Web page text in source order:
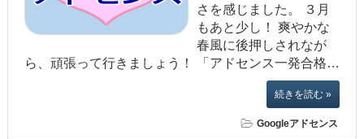
さを感じました。 ３月
もあと少し！ 爽やかな
春風に後押しされなが
ら、頑張って行きましょう！ 「アドセンス一発合格…
続きを読む »
Googleアドセンス